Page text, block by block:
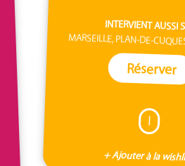
INTERVIENT AUSSI
MARSEILLE, PLAN-DE-
Réserver
I
+ Ajouter à la